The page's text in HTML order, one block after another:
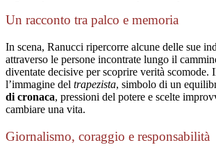
Un racconto tra palco e memoria
In scena, Ranucci ripercorre alcune delle sue
attraverso le persone incontrate lungo il
diventate decisive per scoprire verità scomode.
l’immagine del trapezista, simbolo di un
di cronaca, pressioni del potere e scelte
cambiare una vita.
Giornalismo, coraggio e responsabilità